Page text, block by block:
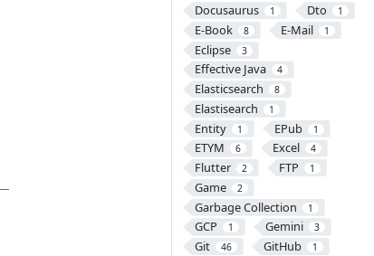
Docusaurus 1 Dto 1
E-Book 8 E-Mail 1
Eclipse 3
Effective Java 4
Elasticsearch 8
Elastisearch 1
Entity 1 EPub 1
ETYM 6 Excel 4
Flutter 2 FTP 1
Game 2
Garbage Collection 1
GCP 1 Gemini 3
Git 46 GitHub 1